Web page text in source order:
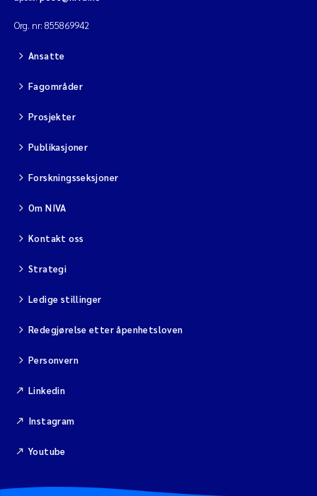
Org. nr: 855869942
Ansatte
Fagområder
Prosjekter
Publikasjoner
Forskningsseksjoner
Om NIVA
Kontakt oss
Strategi
Ledige stillinger
Redegjørelse etter åpenhetsloven
Personvern
Linkedin
Instagram
Youtube